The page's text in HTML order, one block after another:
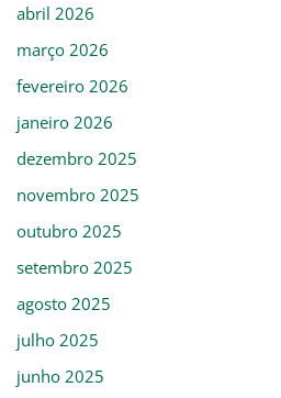
abril 2026
março 2026
fevereiro 2026
janeiro 2026
dezembro 2025
novembro 2025
outubro 2025
setembro 2025
agosto 2025
julho 2025
junho 2025